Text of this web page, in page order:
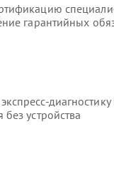
гарантийных
диагностику
устройства